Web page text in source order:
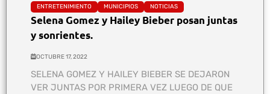
ENTRETENIMIENTO MUNICIPIOS NOTICIAS
Selena Gomez y Hailey Bieber posan juntas
y sonrientes.
OCTUBRE 17, 2022
SELENA GOMEZ Y HAILEY BIEBER SE DEJARON
VER JUNTAS POR PRIMERA VEZ LUEGO DE QUE